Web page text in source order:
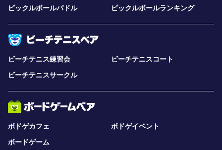
ピックルボールパドル
ピックルボールランキング
ビーチテニス練習会
ビーチテニスコート
ビーチテニスサークル
ボドゲカフェ
ボドゲイベント
ボードゲーム